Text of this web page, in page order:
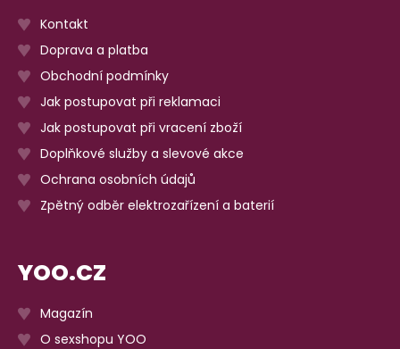
Kontakt
Doprava a platba
Obchodní podmínky
Jak postupovat při reklamaci
Jak postupovat při vracení zboží
Doplňkové služby a slevové akce
Ochrana osobních údajů
Zpětný odběr elektrozařízení a baterií
YOO.CZ
Magazín
O sexshopu YOO